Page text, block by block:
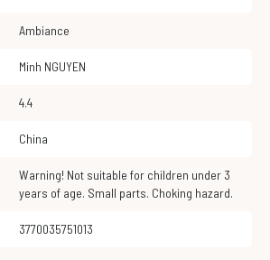
Ambiance
Minh NGUYEN
4.4
China
Warning! Not suitable for children under 3
years of age. Small parts. Choking hazard.
3770035751013